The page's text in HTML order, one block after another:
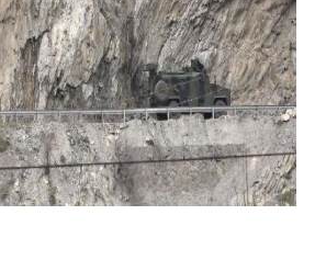
Kayseri
Kırklareli
Kırşehir
Kocaeli
Konya